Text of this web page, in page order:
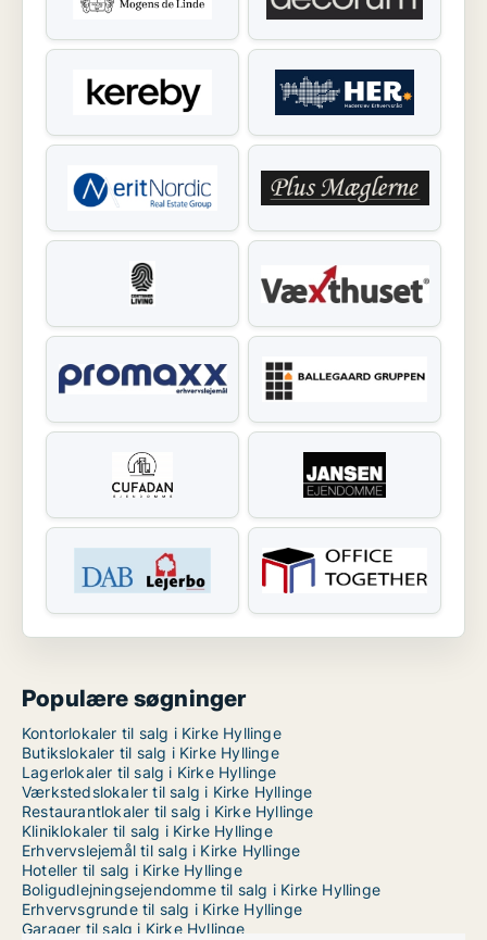
Populære søgninger
Kontorlokaler til salg i Kirke Hyllinge
Butikslokaler til salg i Kirke Hyllinge
Lagerlokaler til salg i Kirke Hyllinge
Værkstedslokaler til salg i Kirke Hyllinge
Restaurantlokaler til salg i Kirke Hyllinge
Kliniklokaler til salg i Kirke Hyllinge
Erhvervslejemål til salg i Kirke Hyllinge
Hoteller til salg i Kirke Hyllinge
Boligudlejningsejendomme til salg i Kirke Hyllinge
Erhvervsgrunde til salg i Kirke Hyllinge
Garager til salg i Kirke Hyllinge